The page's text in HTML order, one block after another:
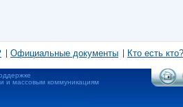
Официальные документы Кто есть кто?
и массовым коммуникациям